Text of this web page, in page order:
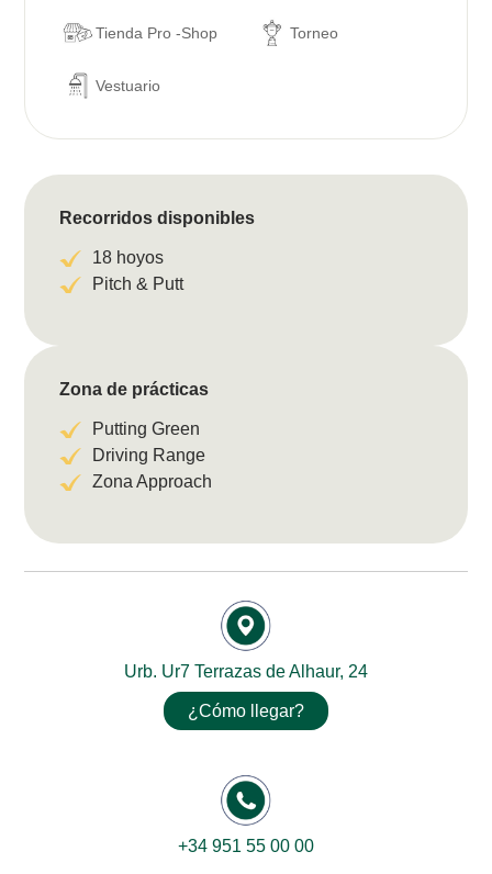
Tienda Pro -Shop Torneo
Vestuario
Recorridos disponibles
18 hoyos
Pitch & Putt
Zona de prácticas
Putting Green
Driving Range
Zona Approach
Urb. Ur7 Terrazas de Alhaur, 24
¿Cómo llegar?
+34 951 55 00 00